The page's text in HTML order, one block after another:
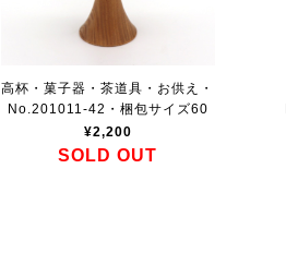
高杯・菓子器・茶道具・お供え・
No.201011-42・梱包サイズ60
¥2,200
SOLD OUT